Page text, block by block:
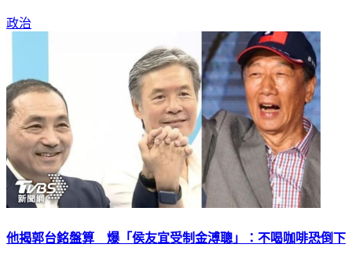
政治
他揭郭台銘盤算 爆「侯友宜受制金溥聰」：不喝咖啡恐倒下